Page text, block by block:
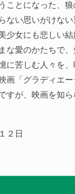
ことになった、
ない思いがけな
少女にも悲しい
な愛のかたちで
に苦しむ人々を
画「グラディエ
すが、映画を知
２日